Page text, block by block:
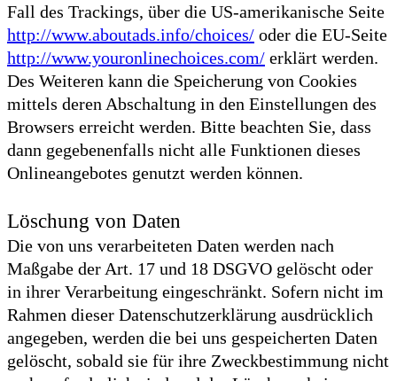
Fall des Trackings, über die US-amerikanische Seite
http://www.aboutads.info/choices/ oder die EU-Seite
http://www.youronlinechoices.com/ erklärt werden.
Des Weiteren kann die Speicherung von Cookies
mittels deren Abschaltung in den Einstellungen des
Browsers erreicht werden. Bitte beachten Sie, dass
dann gegebenenfalls nicht alle Funktionen dieses
Onlineangebotes genutzt werden können.
Löschung von Daten
Die von uns verarbeiteten Daten werden nach
Maßgabe der Art. 17 und 18 DSGVO gelöscht oder
in ihrer Verarbeitung eingeschränkt. Sofern nicht im
Rahmen dieser Datenschutzerklärung ausdrücklich
angegeben, werden die bei uns gespeicherten Daten
gelöscht, sobald sie für ihre Zweckbestimmung nicht